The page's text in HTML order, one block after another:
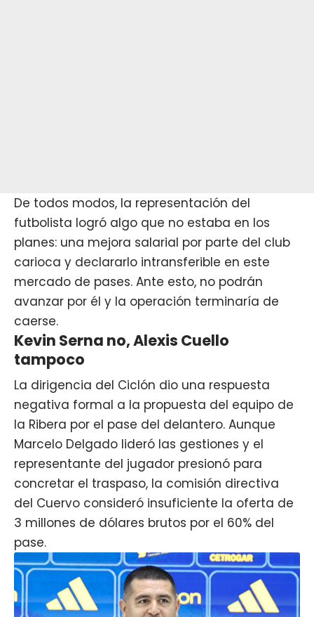
De todos modos, la representación del
futbolista logró algo que no estaba en los
planes: una mejora salarial por parte del club
carioca y declararlo intransferible en este
mercado de pases. Ante esto, no podrán
avanzar por él y la operación terminaría de
caerse.
Kevin Serna no, Alexis Cuello
tampoco
La dirigencia del Ciclón dio una respuesta
negativa formal a la propuesta del equipo de
la Ribera por el pase del delantero. Aunque
Marcelo Delgado lideró las gestiones y el
representante del jugador presionó para
concretar el traspaso, la comisión directiva
del Cuervo consideró insuficiente la oferta de
3 millones de dólares brutos por el 60% del
pase.